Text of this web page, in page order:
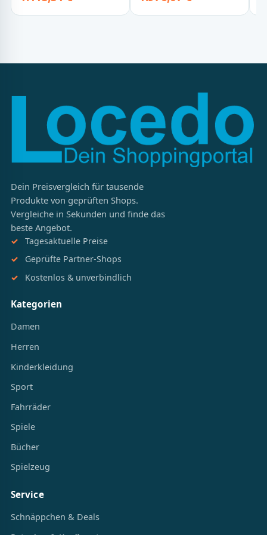
Dein Preisvergleich für tausende
Produkte von geprüften Shops.
Vergleiche in Sekunden und finde das
beste Angebot.
Tagesaktuelle Preise
Geprüfte Partner-Shops
Kostenlos & unverbindlich
Kategorien
Damen
Herren
Kinderkleidung
Sport
Fahrräder
Spiele
Bücher
Spielzeug
Service
Schnäppchen & Deals